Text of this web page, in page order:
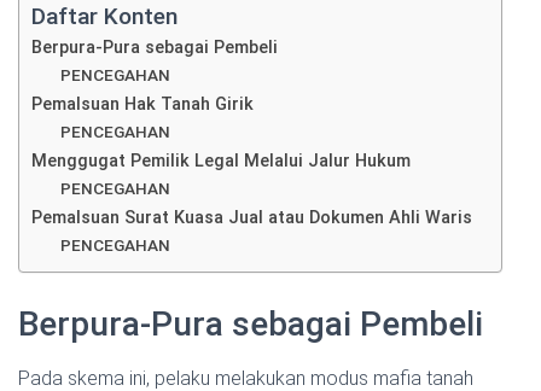
Daftar Konten
Berpura-Pura sebagai Pembeli
PENCEGAHAN
Pemalsuan Hak Tanah Girik
PENCEGAHAN
Menggugat Pemilik Legal Melalui Jalur Hukum
PENCEGAHAN
Pemalsuan Surat Kuasa Jual atau Dokumen Ahli Waris
PENCEGAHAN
Berpura-Pura sebagai Pembeli
Pada skema ini, pelaku melakukan modus mafia tanah